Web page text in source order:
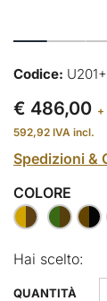
Codice:
€ 486,00 +
592,92 IVA incl.
Spedizioni &
COLORE
Hai scelto:
QUANTITÀ